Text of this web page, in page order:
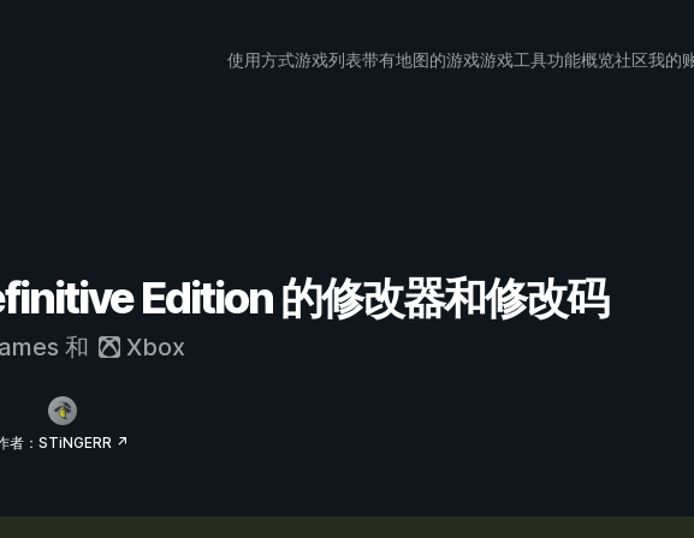
使用方式游戏列表带有地图的游戏游戏工具功能概览社区我的
Edition 的修改器和修改码
和 Xbox
者：STiNGERR ↗